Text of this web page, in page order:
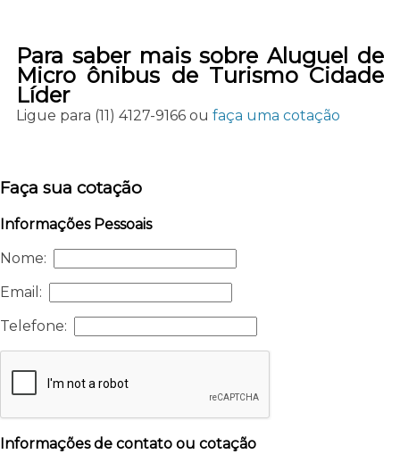
Para saber mais sobre Aluguel de
Micro ônibus de Turismo Cidade
Líder
Ligue para (11) 4127-9166ou faça uma cotação
Faça sua cotação
Informações Pessoais
Nome:
Email:
Telefone:
Informações de contato ou cotação